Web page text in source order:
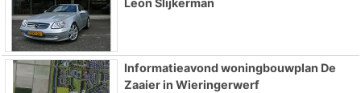
Informatieavond woningbouwplan De
Zaaier in Wieringerwerf